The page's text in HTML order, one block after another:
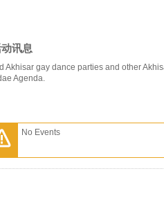
讯息
Akhisar gay dance parties and other
Agenda.
No Events